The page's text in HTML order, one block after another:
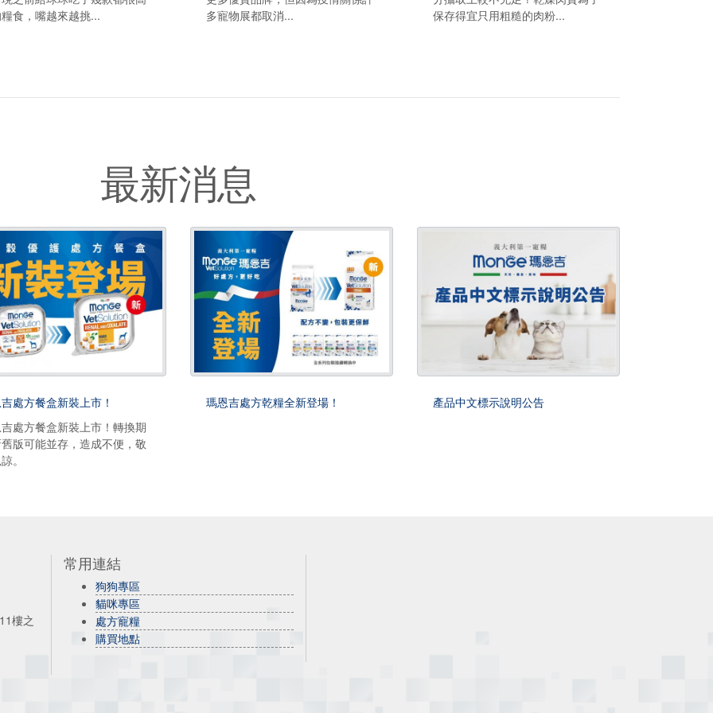
食，嘴越來越挑...
多寵物展都取消...
保存得宜只用粗糙的肉粉...
最新消息
處方餐盒新裝上市！
處方餐盒新裝上市！轉換期
版可能並存，造成不便，敬
。
瑪恩吉處方乾糧全新登場！ 產品中文標示說明公告
樓之
常用連結
狗狗專區
貓咪專區
處方寵糧
購買地點